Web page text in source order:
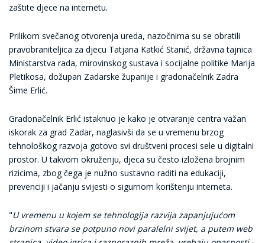
zaštite djece na internetu.
Prilikom svečanog otvorenja ureda, nazočnima su se obratili
pravobraniteljica za djecu Tatjana Katkić Stanić, državna tajnica
Ministarstva rada, mirovinskog sustava i socijalne politike Marija
Pletikosa, dožupan Zadarske županije i gradonačelnik Zadra
Šime Erlić.
Gradonačelnik Erlić istaknuo je kako je otvaranje centra važan
iskorak za grad Zadar, naglasivši da se u vremenu brzog
tehnološkog razvoja gotovo svi društveni procesi sele u digitalni
prostor. U takvom okruženju, djeca su često izložena brojnim
rizicima, zbog čega je nužno sustavno raditi na edukaciji,
prevenciji i jačanju svijesti o sigurnom korištenju interneta.
"U vremenu u kojem se tehnologija razvija zapanjujućom
brzinom stvara se potpuno novi paralelni svijet, a putem web